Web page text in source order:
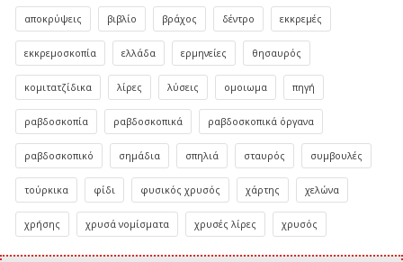
αποκρύψεις βιβλίο βράχος δέντρο εκκρεμές
εκκρεμοσκοπία ελλάδα ερμηνείες θησαυρός
κομιτατζίδικα λίρες λύσεις ομοιωμα πηγή
ραβδοσκοπία ραβδοσκοπικά ραβδοσκοπικά όργανα
ραβδοσκοπικό σημάδια σπηλιά σταυρός συμβουλές
τούρκικα φίδι φυσικός χρυσός χάρτης χελώνα
χρήσης χρυσά νομίσματα χρυσές λίρες χρυσός